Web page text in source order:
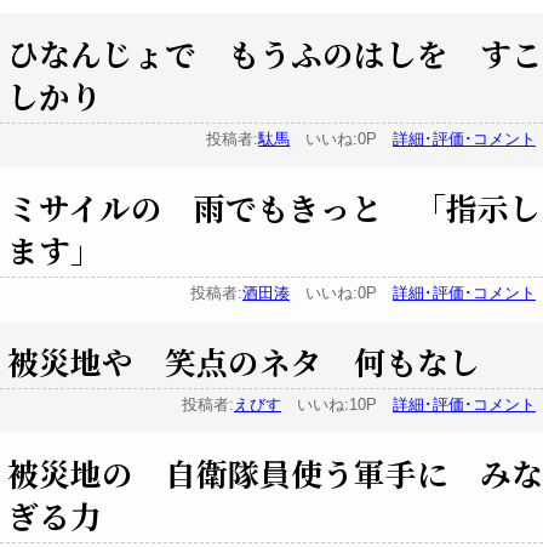
ひなんじょで もうふのはしを すこ
しかり
投稿者:駄馬 いいね:0P 詳細･評価･コメント
ミサイルの 雨でもきっと 「指示し
ます」
投稿者:酒田湊 いいね:0P 詳細･評価･コメント
被災地や 笑点のネタ 何もなし
投稿者: えびす いいね:10P 詳細･評価･コメント
被災地の 自衛隊員使う軍手に みな
ぎる力